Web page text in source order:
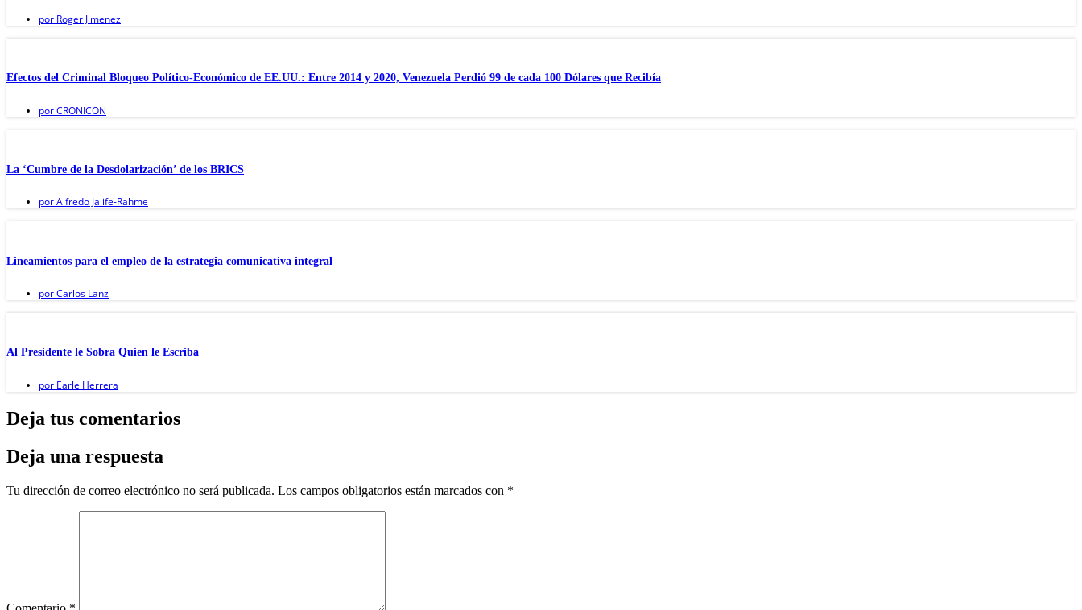
por Roger Jimenez
Efectos del Criminal Bloqueo Político-Económico de EE.UU.: Entre 2014 y 2020, Venezuela Perdió 99 de cada 100 Dólares que Recibía
porCRONICON
La ‘Cumbre de la Desdolarización’ de los BRICS
porAlfredo Jalife-Rahme
Lineamientos para el empleo de la estrategia comunicativa integral
porCarlos Lanz
Al Presidente le Sobra Quien le Escriba
por Earle Herrera
Deja tus comentarios
Deja una respuesta
Tu dirección de correo electrónico no será publicada. Los campos obligatorios están marcados con *